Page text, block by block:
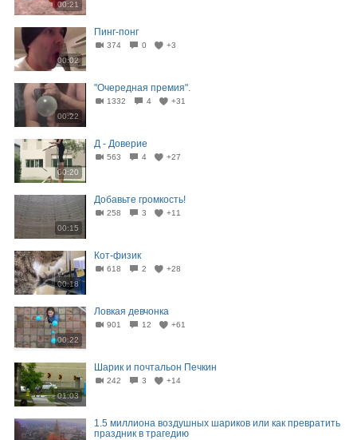
00:21
00:02
Пинг-понг
374 0 +3
00:22
"Очередная премия".
1332 4 +31
00:20
Д - Доверие
563 4 +27
00:15
Добавьте громкость!
258 3 +11
00:18
Кот-физик
618 2 +28
00:22
Ловкая девчонка
901 12 +61
01:03
Шарик и почтальон Печкин
242 3 +14
1.5 миллиона воздушных шариков или как превратить
праздник в трагедию